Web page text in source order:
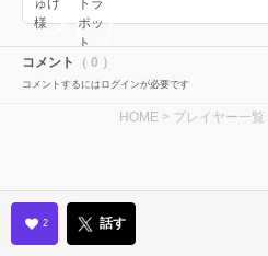
コメント （ 0 ）
コメントするにはログインが必要です
HOME > プレイヤー一覧
2 話す